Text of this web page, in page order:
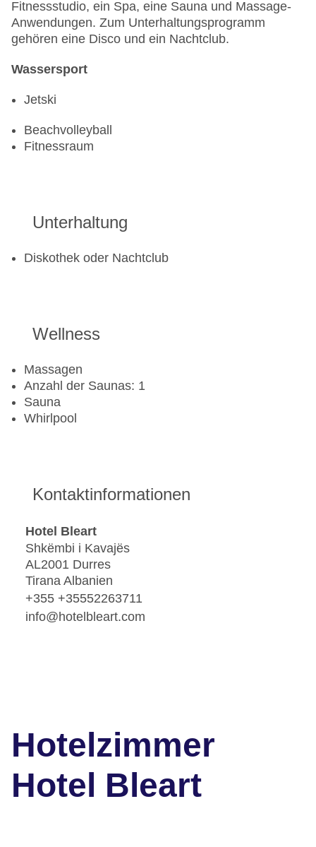
Fitnessstudio, ein Spa, eine Sauna und Massage-
Anwendungen. Zum Unterhaltungsprogramm
gehören eine Disco und ein Nachtclub.
Wassersport
Jetski
Beachvolleyball
Fitnessraum
Unterhaltung
Diskothek oder Nachtclub
Wellness
Massagen
Anzahl der Saunas: 1
Sauna
Whirlpool
Kontaktinformationen
Hotel Bleart
Shkëmbi i Kavajës
AL2001 Durres
Tirana Albanien
+355 +35552263711
info@hotelbleart.com
Hotelzimmer
Hotel Bleart